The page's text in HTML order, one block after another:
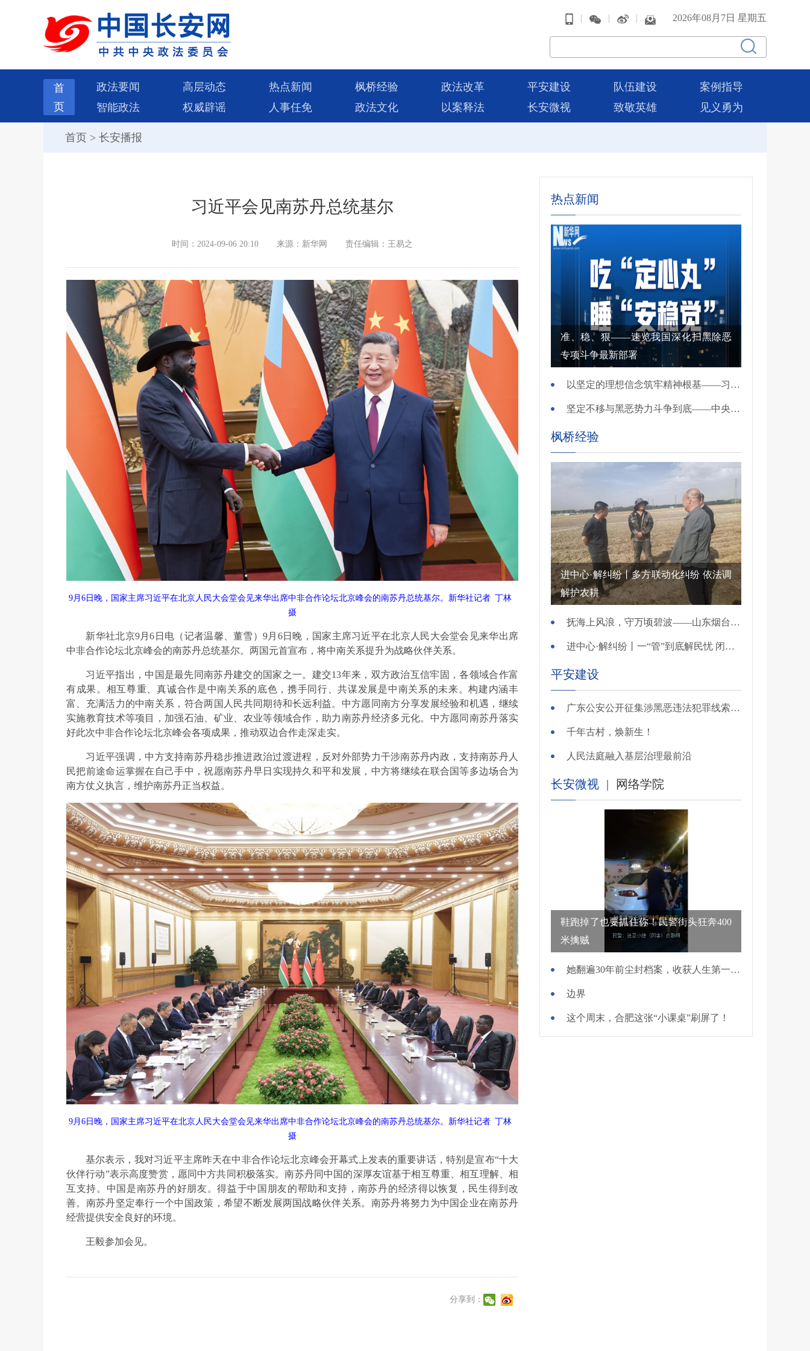
| | | 2026年08月7日 星期五
首
页
政法要闻 高层动态 热点新闻 枫桥经验 政法改革 平安建设 队伍建设
案例指导
智能政法
权威辟谣 人事任免 政法文化 以案释法 长安微视 致敬英雄 见义勇为
首页 > 长安播报
习近平会见南苏丹总统基尔
时间：2024-09-06 20:10 来源：新华网 责任编辑：王易之
9月6日晚，国家主席习近平在北京人民大会堂会见来华出席中非合作论坛北京峰会的南苏丹总统基尔。新华社记者 丁林
摄
新华社北京9月6日电（记者温馨、董雪）9月6日晚，国家主席习近平在北京人民大会堂会见来华出席
中非合作论坛北京峰会的南苏丹总统基尔。两国元首宣布，将中南关系提升为战略伙伴关系。
习近平指出，中国是最先同南苏丹建交的国家之一。建交13年来，双方政治互信牢固，各领域合作富
有成果。相互尊重、真诚合作是中南关系的底色，携手同行、共谋发展是中南关系的未来。构建内涵丰
富、充满活力的中南关系，符合两国人民共同期待和长远利益。中方愿同南方分享发展经验和机遇，继续
实施教育技术等项目，加强石油、矿业、农业等领域合作，助力南苏丹经济多元化。中方愿同南苏丹落实
好此次中非合作论坛北京峰会各项成果，推动双边合作走深走实。
习近平强调，中方支持南苏丹稳步推进政治过渡进程，反对外部势力干涉南苏丹内政，支持南苏丹人
民把前途命运掌握在自己手中，祝愿南苏丹早日实现持久和平和发展，中方将继续在联合国等多边场合为
南方仗义执言，维护南苏丹正当权益。
9月6日晚，国家主席习近平在北京人民大会堂会见来华出席中非合作论坛北京峰会的南苏丹总统基尔。新华社记者 丁林
摄
基尔表示，我对习近平主席昨天在中非合作论坛北京峰会开幕式上发表的重要讲话，特别是宣布“十大
伙伴行动”表示高度赞赏，愿同中方共同积极落实。南苏丹同中国的深厚友谊基于相互尊重、相互理解、相
互支持。中国是南苏丹的好朋友。得益于中国朋友的帮助和支持，南苏丹的经济得以恢复，民生得到改
善。南苏丹坚定奉行一个中国政策，希望不断发展两国战略伙伴关系。南苏丹将努力为中国企业在南苏丹
经营提供安全良好的环境。
王毅参加会见。
分享到：
热点新闻
准、稳、狠——速览我国深化扫黑除恶
专项斗争最新部署
以坚定的理想信念筑牢精神根基——习近平党建思想理论品格系列述评之一
坚定不移与黑恶势力斗争到底——中央政法委负责同志就开展深化扫黑除恶专项斗争有关问题答记者问
枫桥经验
进中心·解纠纷丨多方联动化纠纷 依法调
解护农耕
抚海上风浪，守万顷碧波——山东烟台把矛盾化解在微澜未起时
进中心·解纠纷丨一“管”到底解民忧 闭环调处化纠纷
平安建设
广东公安公开征集涉黑恶违法犯罪线索，26个举报电话公布
千年古村，焕新生！
人民法庭融入基层治理最前沿
长安微视 | 网络学院
鞋跑掉了也要抓住你！民警街头狂奔400
米擒贼
她翻遍30年前尘封档案，收获人生第一面锦旗
边界
这个周末，合肥这张“小课桌”刷屏了！